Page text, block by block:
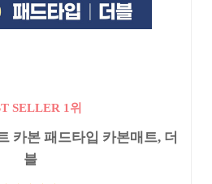
SELLER 1위
카본 패드타입 카본매트, 더
블